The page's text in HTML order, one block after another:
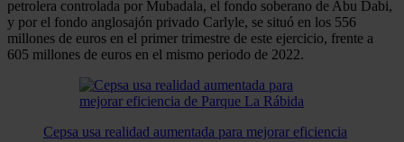
petrolera controlada por Mubadala, el fondo soberano de Abu Dabi,
y por el fondo anglosajón privado Carlyle, se situó en los 556
millones de euros en el primer trimestre de este ejercicio, frente a
605 millones de euros en el mismo periodo de 2022.
Cepsa usa realidad aumentada para mejorar eficiencia